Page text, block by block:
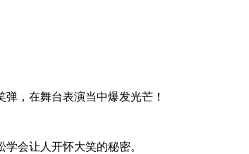
弹，在舞台表演当中爆发光芒 ！
会让人开怀大笑的秘密。